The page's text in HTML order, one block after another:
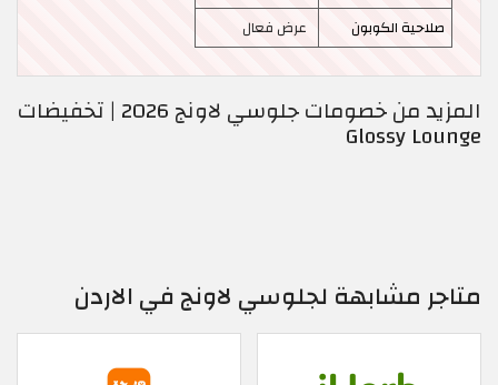
صلاحية الكوبون
عرض فعال
المزيد من خصومات جلوسي لاونج 2026 | تخفيضات
Glossy Lounge
متاجر مشابهة لجلوسي لاونج في الاردن